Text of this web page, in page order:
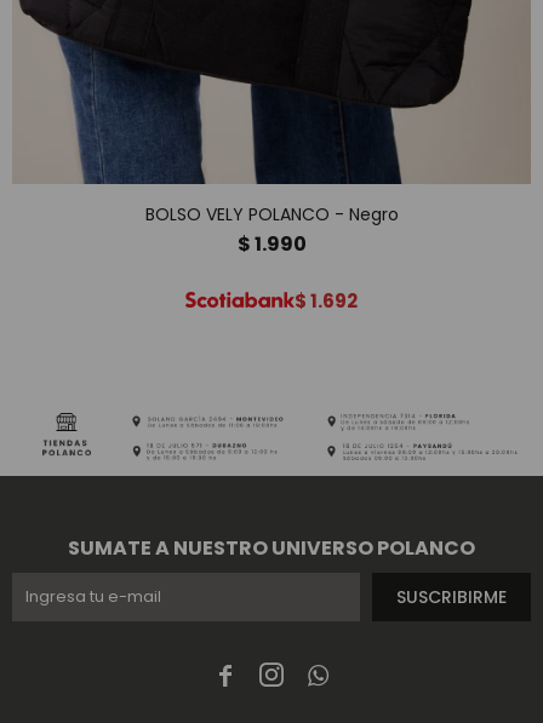
BOLSO VELY POLANCO - Negro
$1.990
$1.692
  
SUMATE A NUESTRO UNIVERSO POLANCO
SUSCRIBIRME